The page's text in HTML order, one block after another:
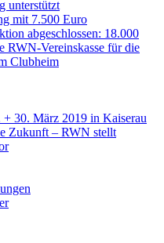
unterstützt
mit 7.500 Euro
abgeschlossen: 18.000
RWN-Vereinskasse für die
Clubheim
+ 30. März 2019 in Kaiserau
Zukunft – RWN stellt